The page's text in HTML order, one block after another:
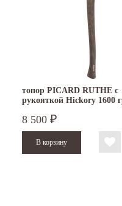
топор PICARD RUTHE с
рукояткой Hickory 1600
8 500 ₽